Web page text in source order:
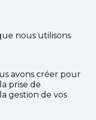
nous utilisons
avons créer pour
prise de
gestion de vos